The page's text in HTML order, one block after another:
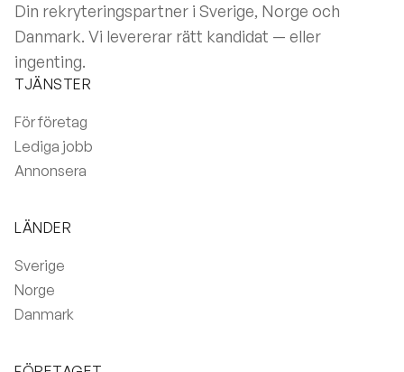
Din rekryteringspartner i Sverige, Norge och
Danmark. Vi levererar rätt kandidat — eller
ingenting.
TJÄNSTER
För företag
Lediga jobb
Annonsera
LÄNDER
Sverige
Norge
Danmark